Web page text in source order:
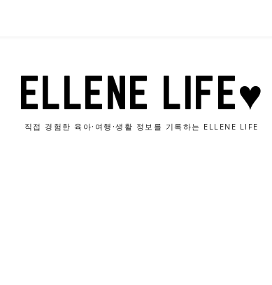
ELLENE LIFE♥
직접 경험한 육아·여행·생활 정보를 기록하는 ELLENE LIFE